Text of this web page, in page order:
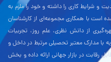
شرایط کاری را داشته و خود را ملزم به
با همکاری مجموعه‌ای از کارشناسان
از دانش نظری، علم روز، تجربیات
با مدارک معتبر تحصیلی مرتبط در داخل و
رقابت در بازار جهانی ارائه داده و بخش